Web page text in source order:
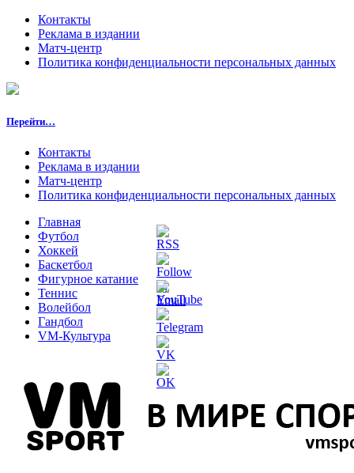
Контакты
Реклама в издании
Матч-центр
Политика конфиденциальности персональных данных
Перейти…
Контакты
Реклама в издании
Матч-центр
Политика конфиденциальности персональных данных
Главная
Футбол
Хоккей
Баскетбол
Фигурное катание
Теннис
Волейбол
Гандбол
VM-Культура